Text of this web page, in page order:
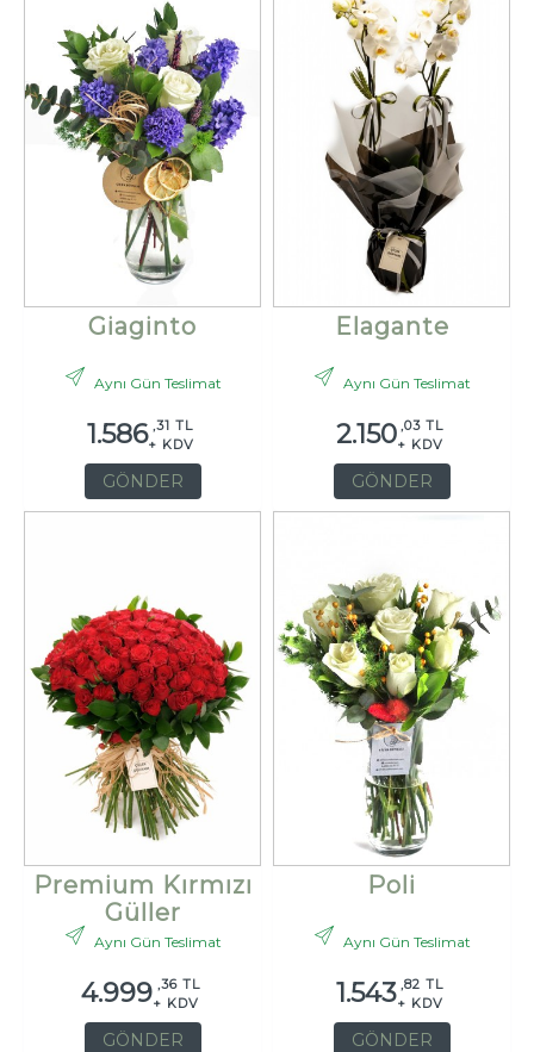
Giaginto
Aynı Gün Teslimat
1.586 ,31 TL
+ KDV
GÖNDER
Elagante
Aynı Gün Teslimat
2.150 ,03 TL
+ KDV
GÖNDER
Premium Kırmızı
Güller
Aynı Gün Teslimat
4.999 ,36 TL
+ KDV
GÖNDER
Poli
Aynı Gün Teslimat
1.543 ,82 TL
+ KDV
GÖNDER